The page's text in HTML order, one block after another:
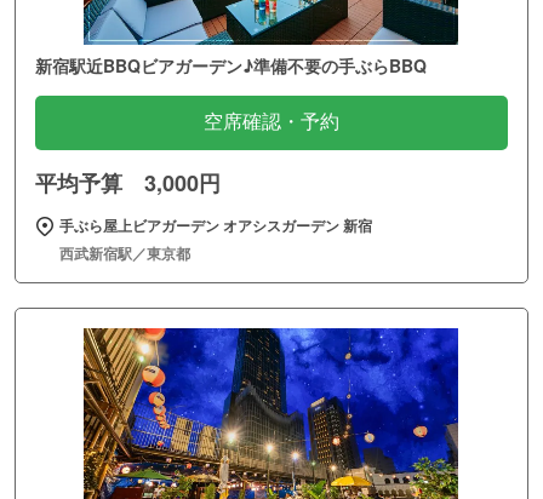
新宿駅近BBQビアガーデン♪準備不要の手ぶらBBQ
空席確認・予約
平均予算 3,000円
手ぶら屋上ビアガーデン オアシスガーデン 新宿
西武新宿駅／東京都